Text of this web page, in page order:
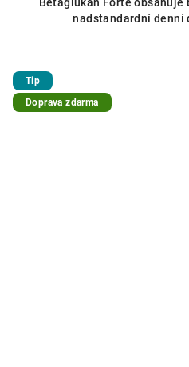
nadstandardní denní
Tip
Doprava zdarma